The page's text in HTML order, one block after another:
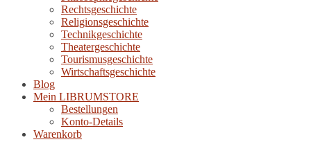
Rechtsgeschichte
Religionsgeschichte
Technikgeschichte
Theatergeschichte
Tourismusgeschichte
Wirtschaftsgeschichte
Blog
Mein LIBRUMSTORE
Bestellungen
Konto-Details
Warenkorb